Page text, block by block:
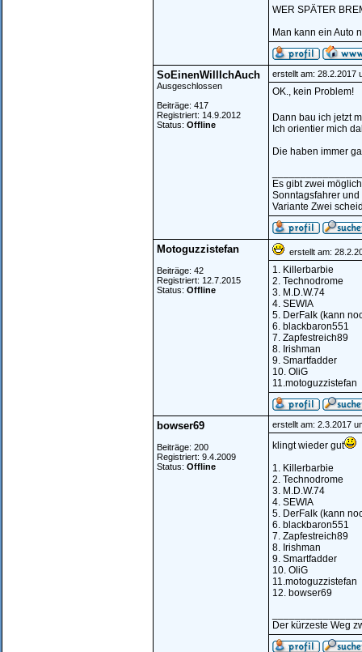
WER SPÄTER
Man kann ein Auto
SoEinenWillIchAuch
Ausgeschlossen
Beiträge: 417
Registriert: 14.9.2012
Status: Offline
erstellt am: 28.2.2017
OK., kein Problem!
Dann bau ich jetzt
Ich orientier mich
Die haben immer
Es gibt zwei
Sonntagsfahrer und
Variante Zwei
Motoguzzistefan
Beiträge: 42
Registriert: 12.7.2015
Status: Offline
erstellt am:
1. Killerbarbie
2. Technodrome
3. M.D.W.74
4. SEWIA
5. DerFalk (kann
6. blackbaron551
7. Zapfestreich89
8. Irishman
9. Smartfadder
10. OliG
11.motoguzzistefan
bowser69
Beiträge: 200
Registriert: 9.4.2009
Status: Offline
erstellt am: 2.3.2017
klingt wieder gut
1. Killerbarbie
2. Technodrome
3. M.D.W.74
4. SEWIA
5. DerFalk (kann
6. blackbaron551
7. Zapfestreich89
8. Irishman
9. Smartfadder
10. OliG
11.motoguzzistefan
12. bowser69
Der kürzeste Weg